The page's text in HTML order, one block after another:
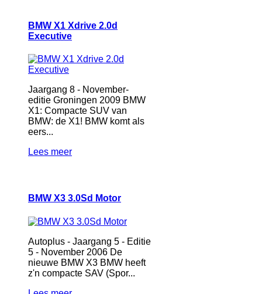
BMW X1 Xdrive 2.0d
Executive
Jaargang 8 - November-
editie Groningen 2009 BMW
X1: Compacte SUV van
BMW: de X1! BMW komt als
eers...
Lees meer
BMW X3 3.0Sd Motor
Autoplus - Jaargang 5 - Editie
5 - November 2006 De
nieuwe BMW X3 BMW heeft
z'n compacte SAV (Spor...